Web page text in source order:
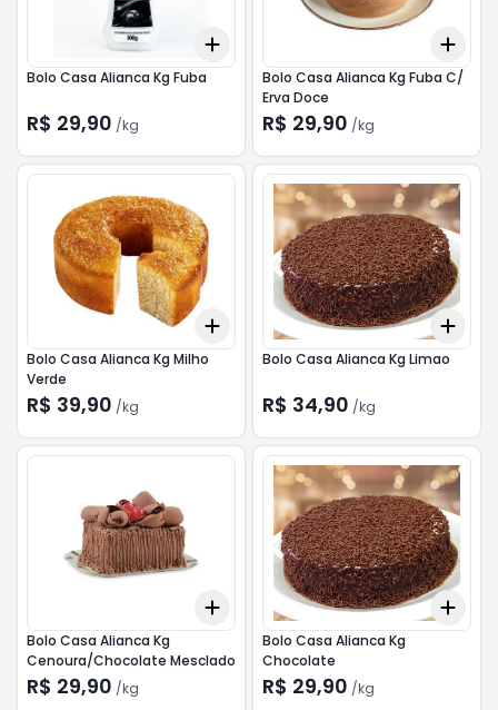
Add
Bolo Casa Alianca Kg Fuba
R$ 29,90 /kg
Add
Bolo Casa Alianca Kg Fuba C/
Erva Doce
R$ 29,90 /kg
kg +0.5kg
Add
Bolo Casa Alianca Kg Milho
Verde
R$ 39,90 /kg
Add
Bolo Casa Alianca Kg Limao
R$ 34,90 /kg
kg +0.5kg
Add
Bolo Casa Alianca Kg
Cenoura/Chocolate Mesclado
R$ 29,90 /kg
Add
Bolo Casa Alianca Kg
Chocolate
R$ 29,90 /kg